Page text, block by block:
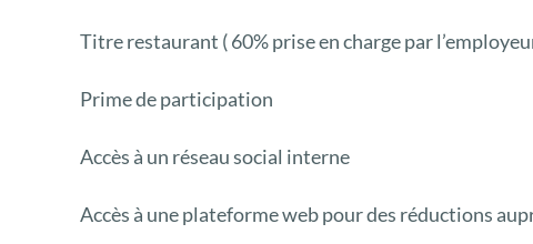
Titre restaurant ( 60% prise en charge par
Prime de participation
Accès à un réseau social interne
Accès à une plateforme web pour des réductions